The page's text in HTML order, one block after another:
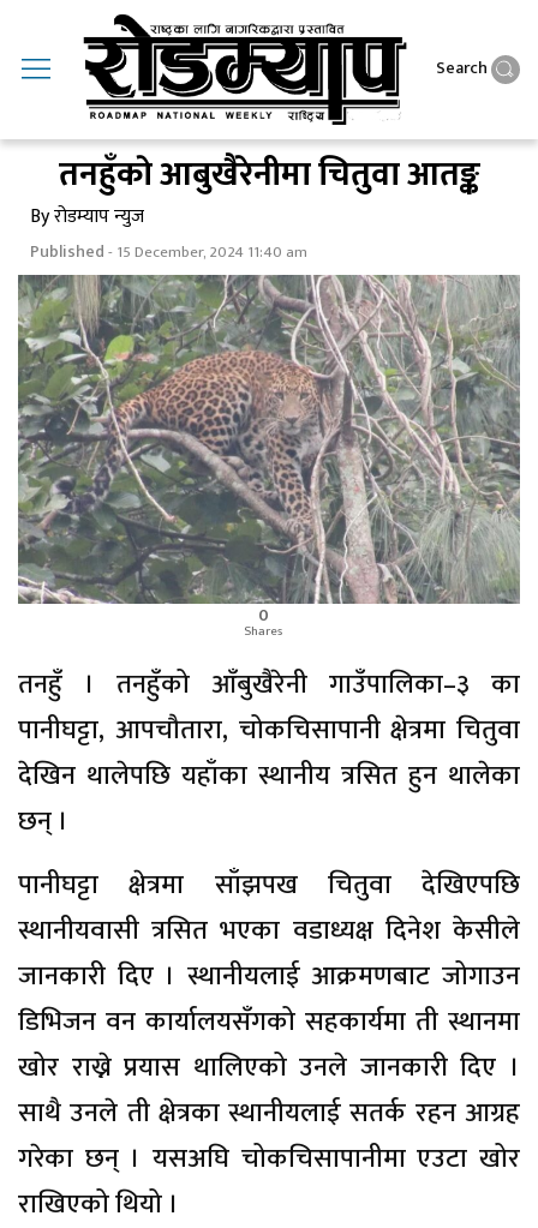
Search
तनहुँकाे आबुखैरेनीमा चितुवा आतङ्क
By रोडम्याप न्युज
Published- 15 December, 2024 11:40 am
0
Shares
तनहुँ । तनहुँको आँबुखैरेनी गाउँपालिका–३ का
पानीघट्टा, आपचौतारा, चोकचिसापानी क्षेत्रमा चितुवा
देखिन थालेपछि यहाँका स्थानीय त्रसित हुन थालेका
छन् ।
पानीघट्टा क्षेत्रमा साँझपख चितुवा देखिएपछि
स्थानीयवासी त्रसित भएका वडाध्यक्ष दिनेश केसीले
जानकारी दिए । स्थानीयलाई आक्रमणबाट जोगाउन
डिभिजन वन कार्यालयसँगको सहकार्यमा ती स्थानमा
खोर राख्ने प्रयास थालिएको उनले जानकारी दिए ।
साथै उनले ती क्षेत्रका स्थानीयलाई सतर्क रहन आग्रह
गरेका छन् । यसअघि चोकचिसापानीमा एउटा खोर
राखिएको थियो ।